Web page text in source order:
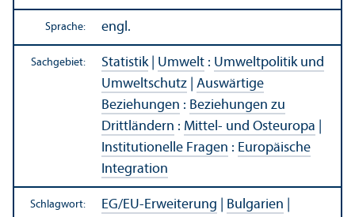
Sprache: engl.
Sachgebiet: Statistik| Umwelt : Umweltpolitik und
Umweltschutz
Auswärtige
Beziehungen : Beziehungen zu
Drittländern : Mittel- und Osteuropa
Institutionelle Fragen : Europäische
Integration
Schlagwort: EG/EU-Erweiterung Bulgarien